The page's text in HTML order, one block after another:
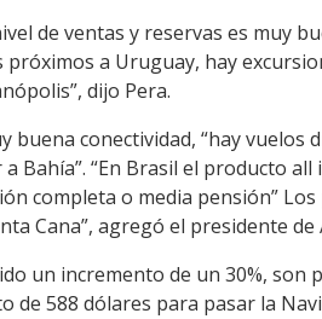
de ventas y reservas es muy
a Uruguay, hay
dijo Pera.
conectividad, “hay vuelos
Bahía”. “En Brasil el producto
completa o media pensión” Los
Cana”, agregó el presidente de
un incremento de un 30%, son
de 588 dólares para pasar la